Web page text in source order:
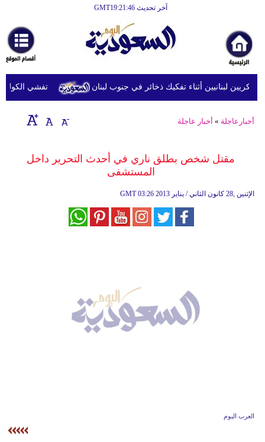
آخر تحديث GMT19:21:46
أخبارعاجلة
رياضة
ثقافة
إقتصاد
وموسيقى
علوم
تفشي الكوليرا في لبنانيين أثناء تفكيك ذخائر في جنوب لبنان
أخبارعاجلة » أخبار عاجلة
مقتل شخص بطلق ناري في أحدث التحرير داخل
المستشفى
GMT 03:26 2013 الإثنين ,28 كانون الثاني / يناير
العرب اليوم